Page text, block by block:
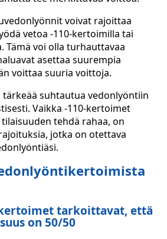
voivat rajoittaa
vetoa -110-kertoimilla tai
Tämä voi olla turhauttavaa
asettaa suurempia
voittaa suuria voittoja.
tärkeää suhtautua vedonlyöntiin
Vaikka -110-kertoimet
tehdä rahaa, on
jotka on otettava
tarkoittavat, että
on 50/50